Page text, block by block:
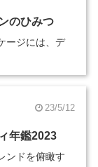
のひみつ
ージには、デ
23/5/12
年鑑2023
ンドを俯瞰す